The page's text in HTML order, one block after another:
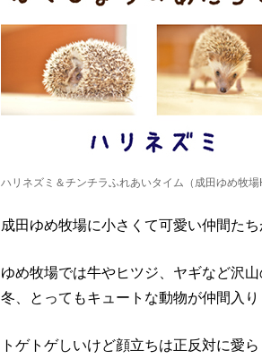
ハリネズミ＆チンチラふれあいタイム（成田ゆめ牧場
成田ゆめ牧場に小さくて可愛い仲間たち
ゆめ牧場では牛やヒツジ、ヤギなど沢
冬、とってもキュートな動物が仲間入り
トゲトゲしいけど顔立ちは正反対に愛ら